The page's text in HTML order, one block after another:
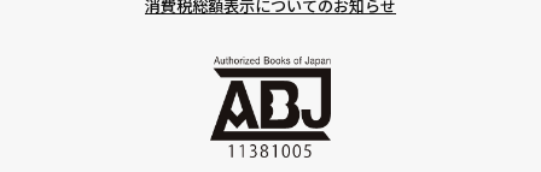
消費税総額表示についてのお知らせ